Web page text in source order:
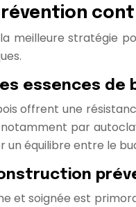
meilleure stratégie
essences de
offrent une
par
équilibre entre le
et soignée est